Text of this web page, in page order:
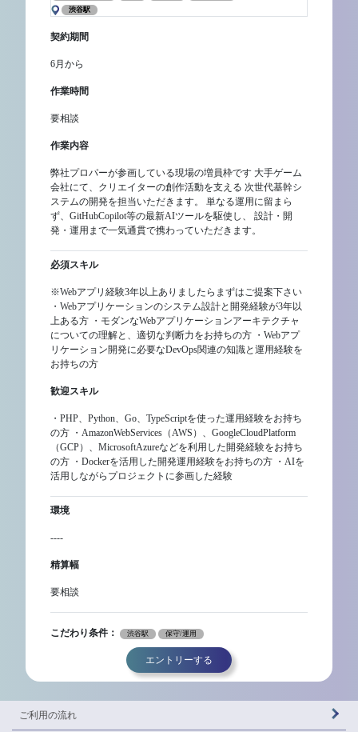
渋谷駅
契約期間
6月から
作業時間
要相談
作業内容
弊社プロパーが参画している現場の増員枠です 大手ゲーム
会社にて、クリエイターの創作活動を支える 次世代基幹シ
ステムの開発を担当いただきます。 単なる運用に留まら
ず、GitHubCopilot等の最新AIツールを駆使し、 設計・開
発・運用まで一気通貫で携わっていただきます。
必須スキル
※Webアプリ経験3年以上ありましたらまずはご提案下さい
・Webアプリケーションのシステム設計と開発経験が3年以
上ある方 ・モダンなWebアプリケーションアーキテクチャ
についての理解と、適切な判断力をお持ちの方 ・Webアプ
リケーション開発に必要なDevOps関連の知識と運用経験を
お持ちの方
歓迎スキル
・PHP、Python、Go、TypeScriptを使った運用経験をお持ち
の方 ・AmazonWebServices（AWS）、GoogleCloudPlatform
（GCP）、MicrosoftAzureなどを利用した開発経験をお持ち
の方 ・Dockerを活用した開発運用経験をお持ちの方 ・AIを
活用しながらプロジェクトに参画した経験
環境
----
精算幅
要相談
こだわり条件： 渋谷駅 保守/運用
エントリーする
ご利用の流れ